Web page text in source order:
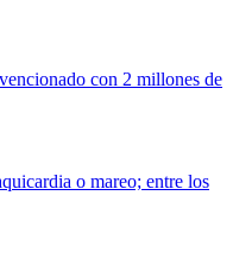
con 2 millones de
o mareo; entre los